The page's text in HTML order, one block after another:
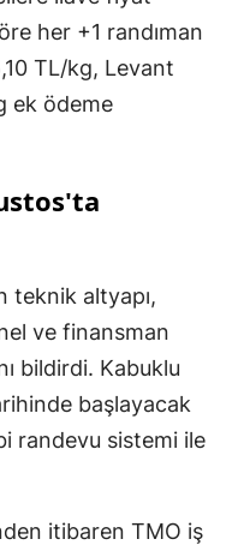
her +1 randıman
TL/kg, Levant
ek ödeme
teknik altyapı,
ve finansman
bildirdi. Kabuklu
başlayacak
randevu sistemi ile
itibaren TMO iş